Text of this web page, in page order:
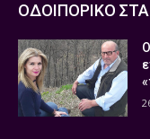
ΟΔΟΙΠΟΡΙΚΟ